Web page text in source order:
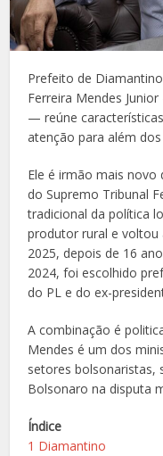
Prefeito de
Ferreira Mendes
— reúne
atenção para além
Ele é irmão mais novo
do Supremo Tribunal
tradicional da política
produtor rural e
2025, depois de 16
2024, foi escolhido
do PL e do ex-
A combinação é
Mendes é um dos
setores bolsonaristas,
Bolsonaro na disputa
Índice
1 Diamantino